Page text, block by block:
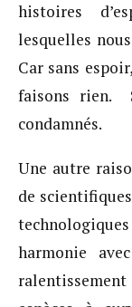
histoires
lesquelles
Car sans
faisons rien.
condamnés.
Une autre
de
harmonie